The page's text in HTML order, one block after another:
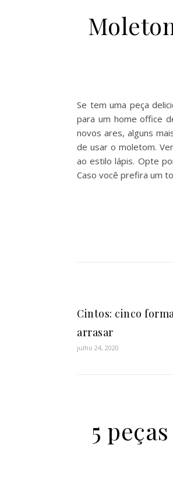
Se tem uma peça
para um home office
novos ares, alguns
de usar o moletom.
ao estilo lápis. Opte
Caso você prefira um
Cintos: cinco
arrasar
julho 24, 2020
5